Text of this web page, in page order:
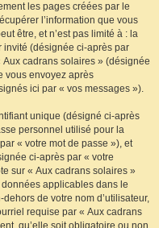
les pages créées par le
l’information que vous
être, et n’est pas limité à : la
invité (désignée ci-après par
cadrans solaires » (désignée
vous envoyez après
ici par « vos messages »).
unique (désigné ci-après
personnel utilisé pour la
« votre mot de passe »), et
ci-après par « votre
sur « Aux cadrans solaires »
applicables dans le
de votre nom d’utilisateur,
requise par « Aux cadrans